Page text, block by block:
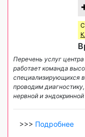
Перечень услуг
работает команда
специализирующихся
проводим
нервной и
>>> Подробнее